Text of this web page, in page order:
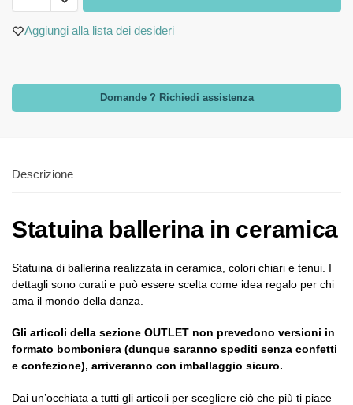
Aggiungi alla lista dei desideri
Domande ? Richiedi assistenza
Descrizione
Statuina ballerina in ceramica
Statuina di ballerina realizzata in ceramica, colori chiari e tenui. I
dettagli sono curati e può essere scelta come idea regalo per chi
ama il mondo della danza.
Gli articoli della sezione OUTLET non prevedono versioni in
formato bomboniera (dunque saranno spediti senza confetti
e confezione), arriveranno con imballaggio sicuro.
Dai un’occhiata a tutti gli articoli per scegliere ciò che più ti piace